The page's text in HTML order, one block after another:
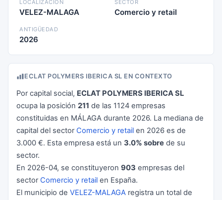
LOCALIZACIÓN
VELEZ-MALAGA
SECTOR
Comercio y retail
ANTIGÜEDAD
2026
ECLAT POLYMERS IBERICA SL EN CONTEXTO
Por capital social, ECLAT POLYMERS IBERICA SL
ocupa la posición 211 de las 1124 empresas
constituidas en MÁLAGA durante 2026. La mediana de
capital del sector Comercio y retail en 2026 es de
3.000 €. Esta empresa está un 3.0% sobre de su
sector.
En 2026-04, se constituyeron 903 empresas del
sector Comercio y retail en España.
El municipio de VELEZ-MALAGA registra un total de